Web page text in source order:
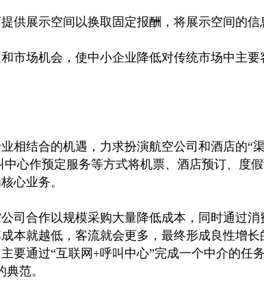
供展示空间以换取固定报酬，将展示空间的
市场机会，使中小企业降低对传统市场中主
相结合的机遇，力求扮演航空公司和酒店的“
心作预定服务等方式将机票、酒店预订、度假
心业务。
司合作以规模采购大量降低成本，同时通过消
本就越低，客流就会更多，最终形成良性增长
要通过“互联网+呼叫中心”完成一个中介的任
范。